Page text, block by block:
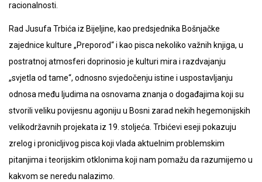
racionalnosti.
Rad Jusufa Trbića iz Bijeljine, kao predsjednika Bošnjačke
zajednice kulture „Preporod“ i kao pisca nekoliko važnih knjiga, u
postratnoj atmosferi doprinosio je kulturi mira i razdvajanju
„svjetla od tame“, odnosno svjedočenju istine i uspostavljanju
odnosa među ljudima na osnovama znanja o događajima koji su
stvorili veliku povijesnu agoniju u Bosni zarad nekih hegemonijskih
velikodržavnih projekata iz 19. stoljeća. Trbićevi eseji pokazuju
zrelog i pronicljivog pisca koji vlada aktuelnim problemskim
pitanjima i teorijskim otklonima koji nam pomažu da razumijemo u
kakvom se neredu nalazimo.